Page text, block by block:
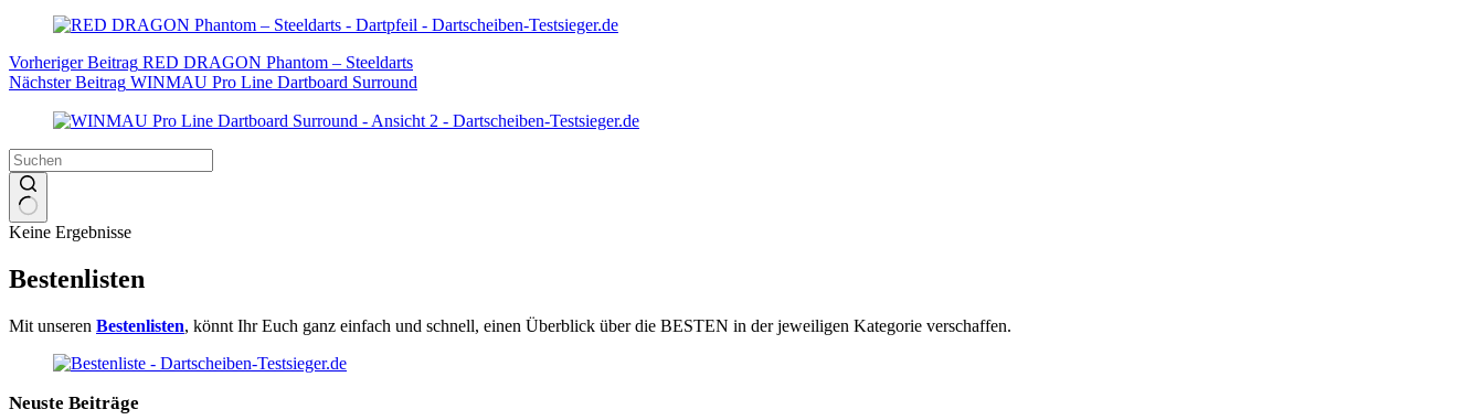
VorherigerBeitrag RED DRAGON Phantom – Steeldarts
NächsterBeitrag WINMAU Pro Line Dartboard Surround
Keine Ergebnisse
Bestenlisten
Mit unseren Bestenlisten, könnt Ihr Euch ganz einfach und schnell, einen Überblick über die BESTEN in der jeweiligen Kategorie verschaffen.
Neuste Beiträge